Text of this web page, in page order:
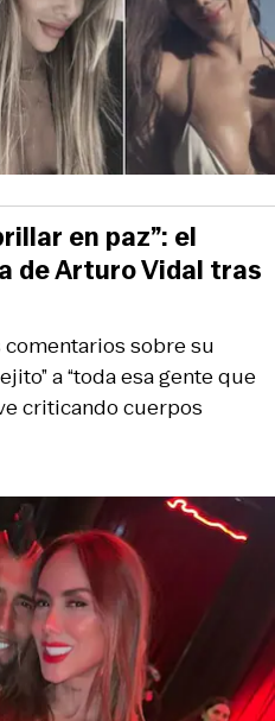
comentarios sobre su
a “toda esa gente que
criticando cuerpos
en paz”: el
de Arturo Vidal tras